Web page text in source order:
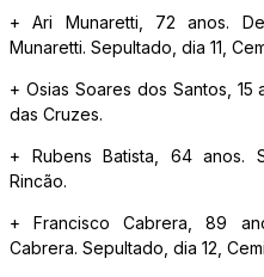
+ Ari Munaretti, 72 anos.
Munaretti. Sepultado, dia 11,
+ Osias Soares dos Santos, 15
das Cruzes.
+ Rubens Batista, 64 anos.
Rincão.
+ Francisco Cabrera, 89
Cabrera. Sepultado, dia 12,